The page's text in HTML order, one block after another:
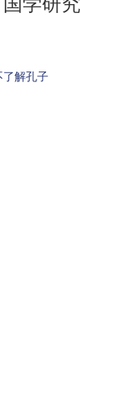
解孔子